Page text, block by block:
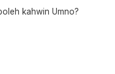
kahwin Umno?